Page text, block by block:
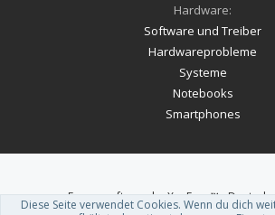
Hardware:
Software und Treiber
Hardwareprobleme
Systeme
Notebooks
Smartphones
Forum software by XenForo™-Deutsch
Theme designed by
Diese Seite verwendet Cookies. Wenn du dich